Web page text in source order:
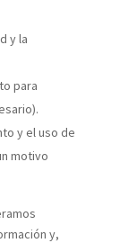
y la
para
y el uso de
motivo
y,